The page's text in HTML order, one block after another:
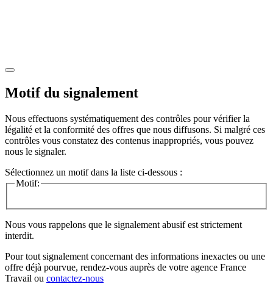
Motif du signalement
Nous effectuons systématiquement des contrôles pour vérifier la
légalité et la conformité des offres que nous diffusons. Si malgré ces
contrôles vous constatez des contenus inappropriés, vous pouvez
nous le signaler.
Sélectionnez un motif dans la liste ci-dessous :
Motif:
Nous vous rappelons que le signalement abusif est strictement
interdit.
Pour tout signalement concernant des informations inexactes ou une
offre déjà pourvue, rendez-vous auprès de votre agence France
Travail ou contactez-nous